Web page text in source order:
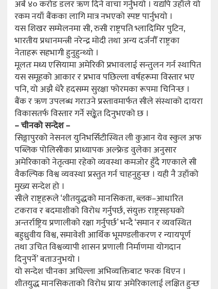
अर्ब ४० करोड डलर ऋण दिने वाचा गर्नुभयो । यद्यपि उहाँले यो
रकम नयाँ बैंकका लागि मात्र नभएको स्पष्ट पार्नुभयो ।
यस शिखर सम्मेलनमा सी, रुसी राष्ट्रपति भ्लादिमिर पुटिन,
भारतीय प्रधानमन्त्री नरेन्द्र मोदी तथा अन्य दर्जनौँ राष्ट्रका
नेताहरू सहभागी हुनुहुन्थ्यो ।
मूलतः मध्य एसियामा अमेरिकी प्रभावलाई सन्तुलन गर्न स्थापित
यस समूहको आकार र प्रभाव पछिल्ला वर्षहरूमा विस्तार भए
पनि, यो अझै धेरै हदसम्म सुरक्षा फोरमका रूपमा चिनिन्छ ।
बैंक र ऋण उपलब्ध गराउने प्रस्तावमार्फत सीले संस्थाको दायरा
विकासतर्फ विस्तार गर्ने सङ्केत दिनुभएको छ ।
– चीनको सन्देश –
सिङ्गापुरको नेसनल युनिभर्सिटीस्थित ली कुआन येव स्कुल अफ
पब्लिक पोलिसीका प्राध्यापक अल्फ्रेड वुलेका अनुसार
अमेरिकाको नेतृत्वमा रहेको व्यवस्था कमजोर हुँदै गएकाले सी
वैकल्पिक विश्व व्यवस्था प्रस्तुत गर्न चाहनुहुन्छ । यही नै उहाँको
मुख्य सन्देश हो ।
सीले राष्ट्रहरूले ‘शीतयुद्धको मानसिकता, ब्लक–आधारित
टकराव र बदमाशीको विरोध गर्नुपर्छ, संयुक्त राष्ट्रसङ्घको
अन्तर्राष्ट्रिय प्रणालीको रक्षा गर्नुपर्छ’ भन्दै ‘समान र व्यवस्थित
बहुध्रुवीय विश्व, समावेशी आर्थिक भूमण्डलीकरण र न्यायपूर्ण
तथा उचित विश्वव्यापी शासन प्रणाली निर्माणमा योगदान
दिनुपर्ने’ बताउनुभयो ।
यो सन्देश चीनका अघिल्ला अभिव्यक्तिबाट फरक थिएन ।
शीतयुद्ध मानसिकताको विरोध प्रायः अमेरिकालाई लक्षित हुन्छ